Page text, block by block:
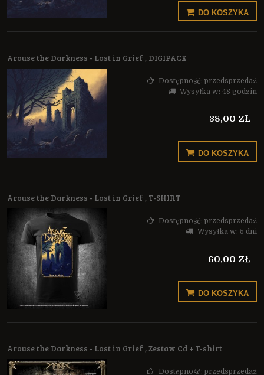
DO KOSZYKA
Arouse the Darkness - Lost in Grief , DIGIPACK
Dostępność: przedsprzedaż
Wysyłka w: 48 godzin
38,00 ZŁ
DO KOSZYKA
Arouse the Darkness - Lost in Grief , T-SHIRT
Dostępność: przedsprzedaż
Wysyłka w: 5 dni
60,00 ZŁ
DO KOSZYKA
Arouse the Darkness - Lost in Grief , Zestaw Cd + T-shirt
Dostępność: przedsprzedaż